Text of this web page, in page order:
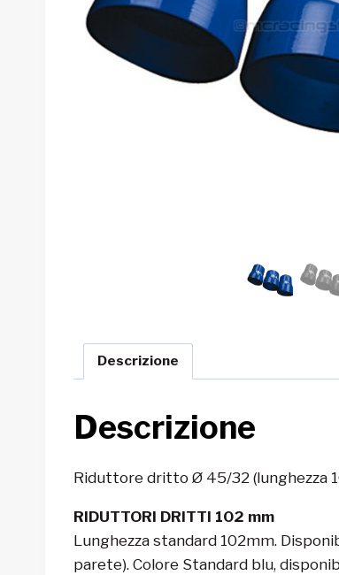
Descrizione
Descrizione
Riduttore dritto Ø 45/32 (lunghezza
RIDUTTORI DRITTI 102 mm
Lunghezza standard 102mm.
parete). Colore Standard blu,